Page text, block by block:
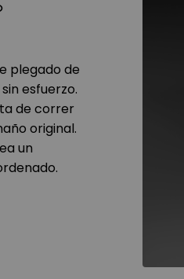
plegado de
esfuerzo.
de correr
original.
un